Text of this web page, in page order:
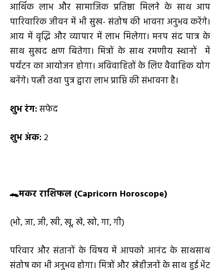
आर्थिक लाभ और सामाजिक प्रतिष्ठा मिलने के साथ आप
पारिवारिक जीवन में भी सुख- संतोष की भावना अनुभव करेंगे।
आय में वृद्धि और व्यापार में लाभ मिलेगा। मनप संद पात्र के
साथ सुखद क्षण बितेगा। मित्रों के साथ रमणीय स्थानों में
पर्यटन का आयोजन होगा। अविवाहितों के लिए वैवाहिक योग
बनेंगे। पत्नी तथा पुत्र द्वारा लाभ प्राप्ति की संभावना है।
शुभ रंग:सफेद
शुभ अंक: 2
🐊मकर राशिफल (Capricorn Horoscope)
(भो, जा, जी, खी, खू, खे, खो, गा, गी)
परिवार और संतानों के विषय में आपको आनंद के साथसाथ
संतोष का भी अनुभव होगा। मित्रों और स्नेहीजनों के साथ हुई भेंट